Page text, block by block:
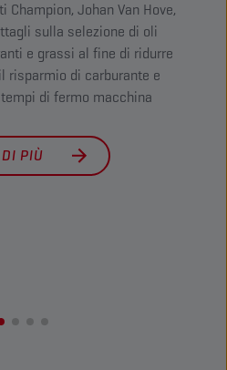
Champion, Johan Van Hove,
sulla selezione di oli
e grassi al fine di ridurre
risparmio di carburante e
di fermo macchina
PIÙ